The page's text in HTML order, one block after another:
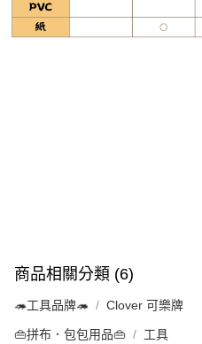
商品相關分類 (6)
🦔工具品牌🦔 Clover 可樂牌
👜拼布．包包用品👜 工具